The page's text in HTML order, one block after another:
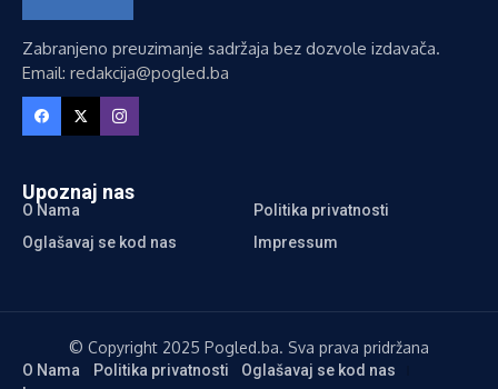
Zabranjeno preuzimanje sadržaja bez dozvole izdavača.
Email: redakcija@pogled.ba
Upoznaj nas
O Nama
Politika privatnosti
Oglašavaj se kod nas
Impressum
© Copyright 2025 Pogled.ba. Sva prava pridržana
O Nama Politika privatnosti
Oglašavaj se kod nas